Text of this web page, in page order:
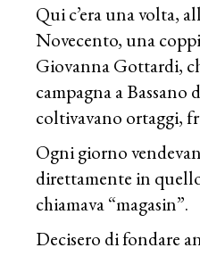
Qui c’era una volta,
Novecento, una
Giovanna Gottardi,
campagna a Bassano
coltivavano ortaggi,
Ogni giorno
direttamente in
chiamava “magasin”.
Decisero di fondare